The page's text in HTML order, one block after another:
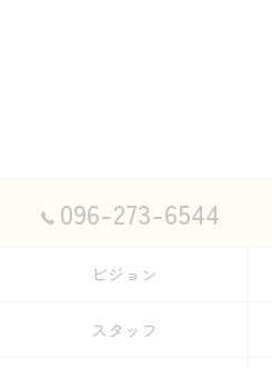
096-273-6544
ビジョン
スタッフ